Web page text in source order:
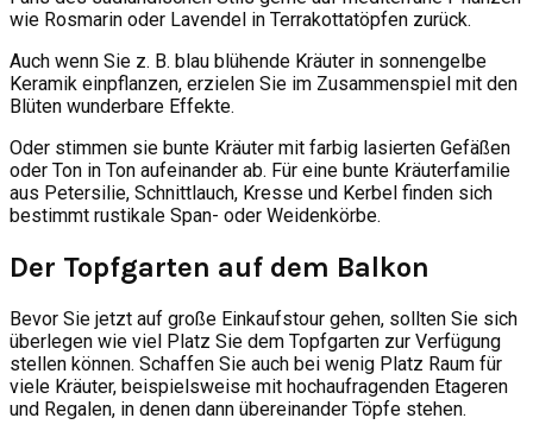
wie Rosmarin oder Lavendel in Terrakottatöpfen zurück.
Auch wenn Sie z. B. blau blühende Kräuter in sonnengelbe
Keramik einpflanzen, erzielen Sie im Zusammenspiel mit den
Blüten wunderbare Effekte.
Oder stimmen sie bunte Kräuter mit farbig lasierten Gefäßen
oder Ton in Ton aufeinander ab. Für eine bunte Kräuterfamilie
aus Petersilie, Schnittlauch, Kresse und Kerbel finden sich
bestimmt rustikale Span- oder Weidenkörbe.
Der Topfgarten auf dem Balkon
Bevor Sie jetzt auf große Einkaufstour gehen, sollten Sie sich
überlegen wie viel Platz Sie dem Topfgarten zur Verfügung
stellen können. Schaffen Sie auch bei wenig Platz Raum für
viele Kräuter, beispielsweise mit hochaufragenden Etageren
und Regalen, in denen dann übereinander Töpfe stehen.